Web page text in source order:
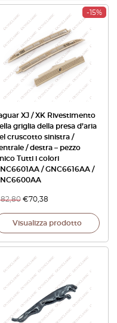
-15%
XJ / XK Rivestimento
griglia della presa d’aria
cruscotto sinistra /
/ destra – pezzo
Tutti i colori
/ GNC6616AA /
82,80 €70,38
Visualizza prodotto